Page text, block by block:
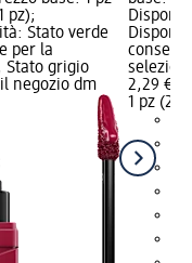
pz);
Stato verde
per la
Stato grigio
negozio dm
2,29 €
1 pz